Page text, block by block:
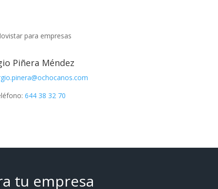
Piñera Méndez
644 38 32 70
tu empresa